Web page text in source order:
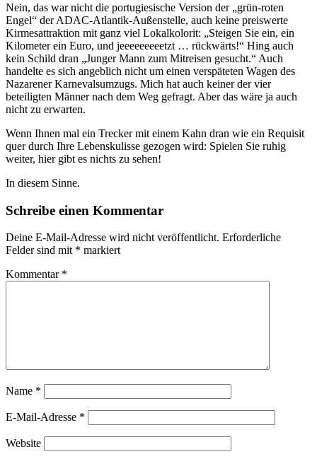
Nein, das war nicht die portugiesische Version der „grün-roten
Engel“ der ADAC-Atlantik-Außenstelle, auch keine preiswerte
Kirmesattraktion mit ganz viel Lokalkolorit: „Steigen Sie ein, ein
Kilometer ein Euro, und jeeeeeeeeetzt … rückwärts!“ Hing auch
kein Schild dran „Junger Mann zum Mitreisen gesucht.“ Auch
handelte es sich angeblich nicht um einen verspäteten Wagen des
Nazarener Karnevalsumzugs. Mich hat auch keiner der vier
beteiligten Männer nach dem Weg gefragt. Aber das wäre ja auch
nicht zu erwarten.
Wenn Ihnen mal ein Trecker mit einem Kahn dran wie ein Requisit
quer durch Ihre Lebenskulisse gezogen wird: Spielen Sie ruhig
weiter, hier gibt es nichts zu sehen!
In diesem Sinne.
Schreibe einen Kommentar
Deine E-Mail-Adresse wird nicht veröffentlicht. Erforderliche
Felder sind mit * markiert
Kommentar *
Name *
E-Mail-Adresse *
Website